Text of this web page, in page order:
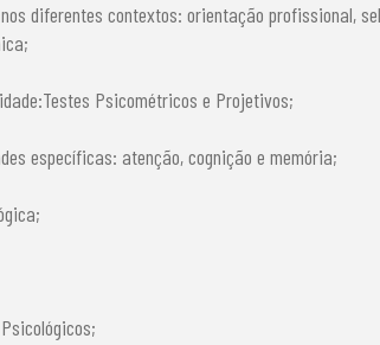
diferentes contextos: orientação profissional,
Psicométricos e Projetivos;
específicas: atenção, cognição e memória;